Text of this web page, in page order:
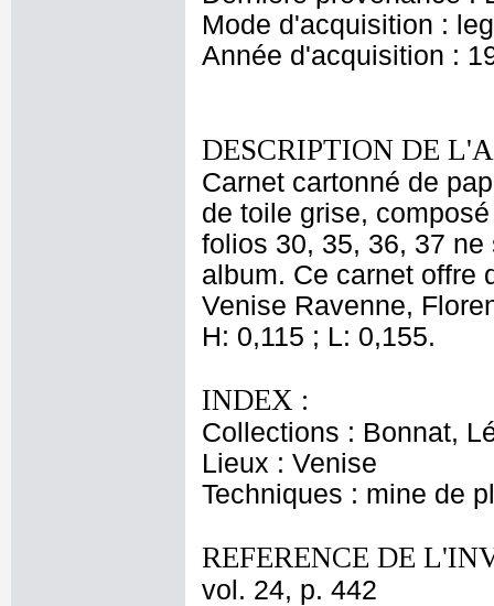
Mode d'acquisition :
Année d'acquisition :
DESCRIPTION DE
Carnet cartonné de
de toile grise,
folios 30, 35, 36, 37
album. Ce carnet offre
Venise Ravenne,
H: 0,115 ; L: 0,155.
INDEX :
Collections : Bonnat,
Lieux : Venise
Techniques : mine de
REFERENCE DE
vol. 24, p. 442